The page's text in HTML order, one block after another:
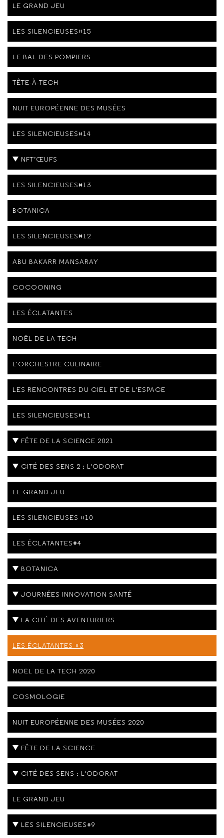
LE GRAND JEU
LES SILENCIEUSES#15
LE BAL DES POMPIERS
TÊTE-À-TECH
NUIT EUROPÉENNE DES MUSÉES
LES SILENCIEUSES#14
NFT’ŒUFS
LES SILENCIEUSES#13
BOTANICA
LES SILENCIEUSES#12
ABU BAKARR MANSARAY
COCOONING
LES ÉCLATANTES
NOËL DE LA TECH
L'ORCHESTRE CULINAIRE
LES RENCONTRES DU CIEL ET DE L'ESPACE
LES SILENCIEUSES#11
FÊTE DE LA SCIENCE 2021
CITÉ DES SENS 2 : L'ODORAT
LE GRAND JEU
LES SILENCIEUSES #10
LES ÉCLATANTES#4
BOTANICA
JOURNÉES INNOVATION SANTÉ
LA CITÉ DES AVENTURIERS
LES ÉCLATANTES #3
NOËL DE LA TECH 2020
COSMOLOGIE
NUIT EUROPÉENNE DES MUSÉES 2020
FÊTE DE LA SCIENCE
CITÉ DES SENS : L'ODORAT
LE GRAND JEU
LES SILENCIEUSES#9